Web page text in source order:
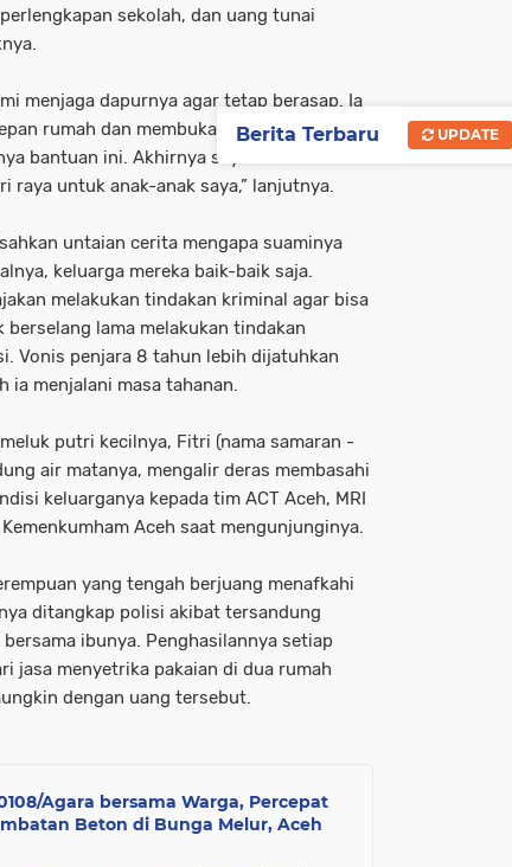
sekolah, dan uang tunai
menjaga dapurnya agar tetap berasap. Ia
rumah dan membuka usaha laundry.
bantuan ini. Akhirnya saya bisa
raya untuk anak-anak saya,” lanjutnya.
untaian cerita mengapa suaminya
keluarga mereka baik-baik saja.
melakukan tindakan kriminal agar bisa
lama melakukan tindakan
Vonis penjara 8 tahun lebih dijatuhkan
ia menjalani masa tahanan.
putri kecilnya, Fitri (nama samaran -
air matanya, mengalir deras membasahi
keluarganya kepada tim ACT Aceh, MRI
Aceh saat mengunjunginya.
yang tengah berjuang menafkahi
ditangkap polisi akibat tersandung
ibunya. Penghasilannya setiap
jasa menyetrika pakaian di dua rumah
dengan uang tersebut.
Agara bersama Warga, Percepat
Beton di Bunga Melur, Aceh
Berita Terbaru UPDATE